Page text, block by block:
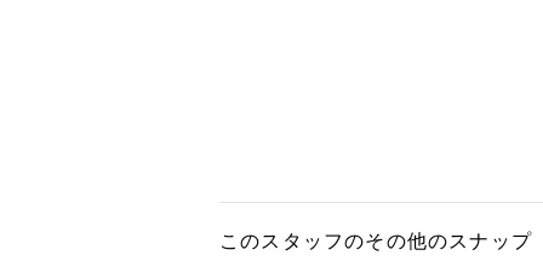
このスタッフのその他のスナップ